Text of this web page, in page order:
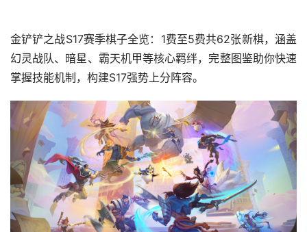
金铲铲之战S17赛季棋子全览：1费至5费共62张新棋，涵盖
幻灵战队、暗星、霸天机甲等核心羁绊，完整图鉴助你快速
掌握技能机制，构建S17强势上分阵容。